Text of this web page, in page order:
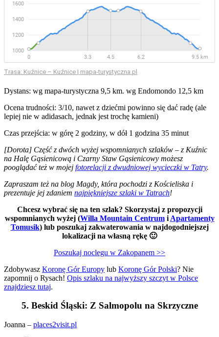
Trasa: Kuźnice – Kuźnice | mapa-turystyczna.pl
Dystans: wg mapa-turystyczna 9,5 km. wg Endomondo 12,5 km
Ocena trudności: 3/10, nawet z dziećmi powinno się dać radę (ale
lepiej nie w adidasach, jednak jest trochę kamieni)
Czas przejścia: w górę 2 godziny, w dół 1 godzina 35 minut
[Dorota] Część z dwóch wyżej wspomnianych szlaków – z Kuźnic
na Halę Gąsienicową i Czarny Staw Gąsienicowy możesz
pooglądać też w mojej fotorelacji z dwudniowej wycieczki w Tatry.
Zapraszam też na blog Magdy, która pochodzi z Kościeliska i
prezentuje jej zdaniem najpiękniejsze szlaki w Tatrach!
Chcesz wybrać się na ten szlak? Skorzystaj z propozycji
wspomnianych wyżej (Willa Mountain Centrumi Apartamenty
Tomusik) lub poszukaj zakwaterowania w najdogodniejszej
lokalizacji na własną rękę 🙂
Poszukaj noclegu w Zakopanem >>
Zdobywasz Koronę Gór Europy lub Koronę Gór Polski? Nie
zapomnij o Rysach! Opis szlaku na najwyższy szczyt w Polsce
znajdziesz tutaj.
5. Beskid Śląski: Z Salmopolu na Skrzyczne
Joanna – places2visit.pl